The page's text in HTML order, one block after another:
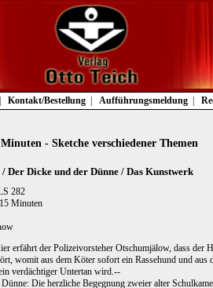
Kontakt/Bestellung Aufführungsmeldung
- Sketche verschiedener Themen
Der Dicke und der Dünne / Das Kunstwerk
282
Minuten
erfährt der Polizeivorsteher Otschumjälow, dass der
womit aus dem Köter sofort ein Rassehund und aus
verdächtiger Untertan wird.--
Die herzliche Begegnung zweier alter